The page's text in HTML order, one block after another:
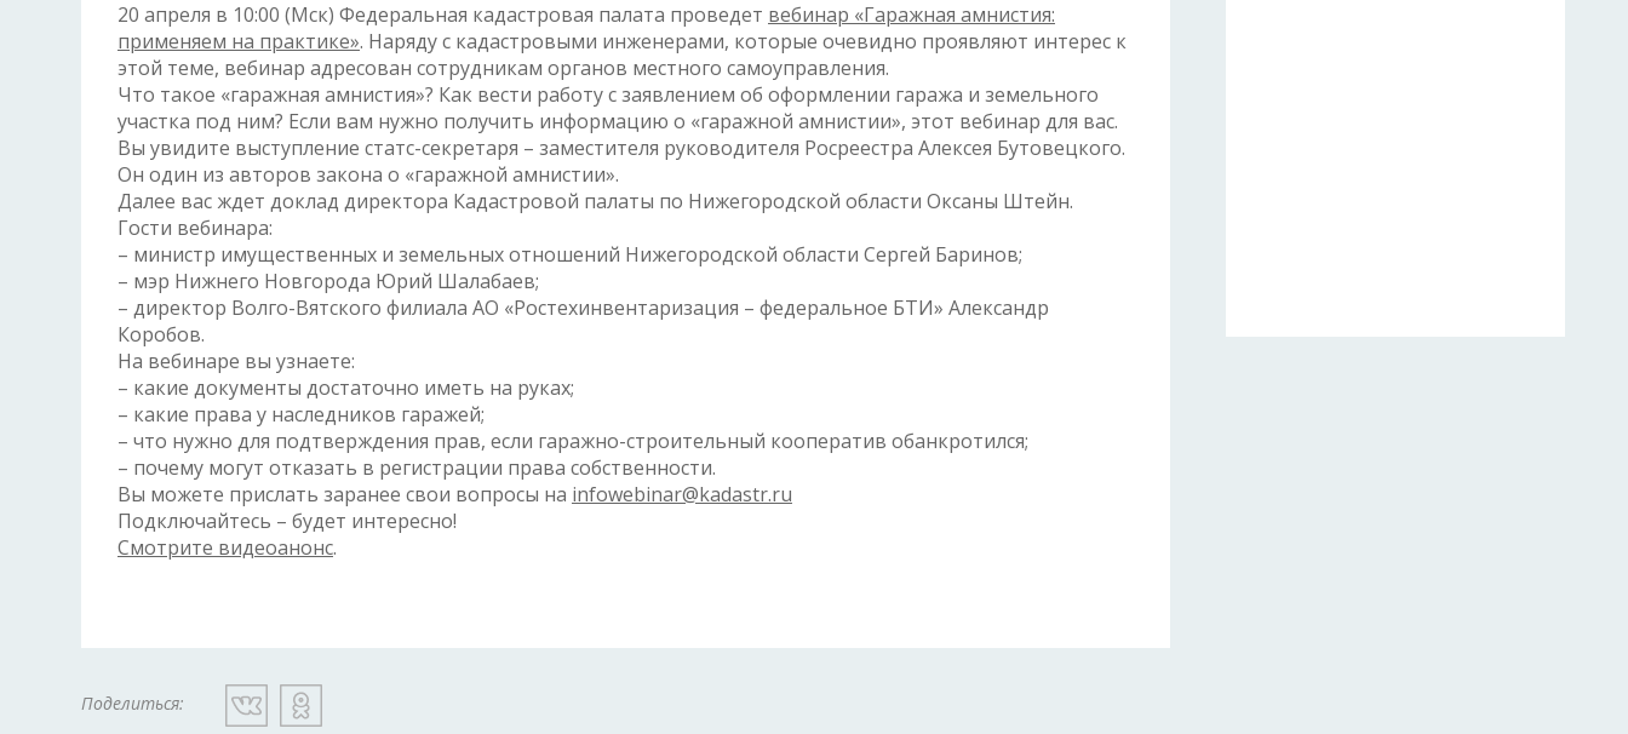
20 апреля в 10:00 (Мск) Федеральная кадастровая палата проведет вебинар «Гаражная амнистия:
применяем на практике». Наряду с кадастровыми инженерами, которые очевидно проявляют интерес к
этой теме, вебинар адресован сотрудникам органов местного самоуправления.
Что такое «гаражная амнистия»? Как вести работу с заявлением об оформлении гаража и земельного
участка под ним? Если вам нужно получить информацию о «гаражной амнистии», этот вебинар для вас.
Вы увидите выступление статс-секретаря – заместителя руководителя Росреестра Алексея Бутовецкого.
Он один из авторов закона о «гаражной амнистии».
Далее вас ждет доклад директора Кадастровой палаты по Нижегородской области Оксаны Штейн.
Гости вебинара:
– министр имущественных и земельных отношений Нижегородской области Сергей Баринов;
– мэр Нижнего Новгорода Юрий Шалабаев;
– директор Волго-Вятского филиала АО «Ростехинвентаризация – федеральное БТИ» Александр
Коробов.
На вебинаре вы узнаете:
– какие документы достаточно иметь на руках;
– какие права у наследников гаражей;
– что нужно для подтверждения прав, если гаражно-строительный кооператив обанкротился;
– почему могут отказать в регистрации права собственности.
Вы можете прислать заранее свои вопросы на infowebinar@kadastr.ru
Подключайтесь – будет интересно!
Смотрите видеоанонс.
Поделиться: